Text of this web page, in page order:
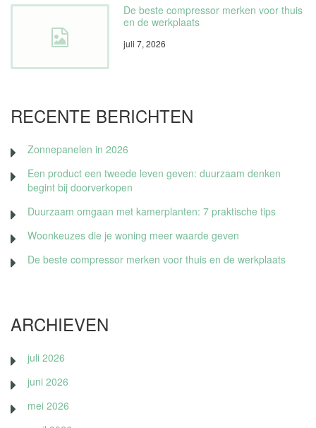
De beste compressor merken voor thuis
en de werkplaats
juli 7, 2026
RECENTE BERICHTEN
Zonnepanelen in 2026
Een product een tweede leven geven: duurzaam denken
begint bij doorverkopen
Duurzaam omgaan met kamerplanten: 7 praktische tips
Woonkeuzes die je woning meer waarde geven
De beste compressor merken voor thuis en de werkplaats
ARCHIEVEN
juli 2026
juni 2026
mei 2026